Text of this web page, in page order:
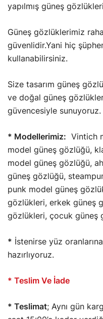
yapılmış güneş
Güneş gözlüklerimiz
güvenlidir.Yani hiç
kullanabilirsiniz.
Size tasarım güneş
ve doğal güneş
güvencesiyle sunuyoruz.
* Modellerimiz: Vintich
model güneş gözlüğü,
model güneş gözlüğü,
güneş gözlüğü,
punk model güneş
gözlükleri, erkek güneş
gözlükleri, çocuk güneş
* İstenirse yüz
hazırlıyoruz.
* Teslim Ve İade
* Teslimat; Aynı gün